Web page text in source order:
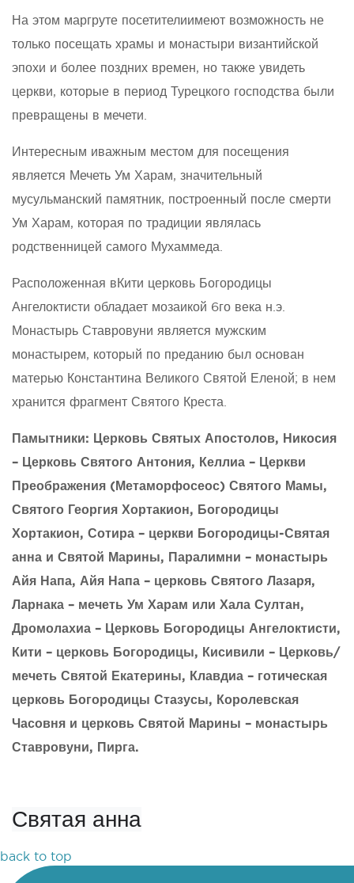
На этом маргруте посетителиимеют возможность не
только посещать храмы и монастыри византийской
эпохи и более поздних времен, но также увидеть
церкви, которые в период Турецкого господства были
превращены в мечети.
Интересным иважным местом для посещения
является Мечеть Ум Харам, значительный
мусульманский памятник, построенный после смерти
Ум Харам, которая по традиции являлась
родственницей самого Мухаммеда.
Расположенная вКити церковь Богородицы
Ангелоктисти обладает мозаикой 6го века н.э.
Монастырь Ставровуни является мужским
монастырем, который по преданию был основан
матерью Константина Великого Святой Еленой; в нем
хранится фрагмент Святого Креста.
Памытники: Церковь Святых Апостолов, Никосия
– Церковь Святого Антония, Келлиа – Церкви
Преображения (Метаморфосеос) Святого Мамы,
Святого Георгия Хортакион, Богородицы
Хортакион, Сотира – церкви Богородицы-Святая
анна и Святой Марины, Паралимни – монастырь
Айя Напа, Айя Напа – церковь Святого Лазаря,
Ларнака – мечеть Ум Харам или Хала Султан,
Дромолахиа – Церковь Богородицы Ангелоктисти,
Кити – церковь Богородицы, Кисивили – Церковь/
мечеть Святой Екатерины, Клавдиа – готическая
церковь Богородицы Стазусы, Королевская
Часовня и церковь Святой Марины – монастырь
Ставровуни, Пирга.
Святая анна
back to top